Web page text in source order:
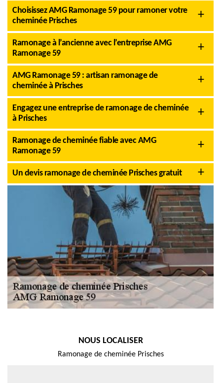
Choisissez AMG Ramonage 59 pour ramoner votre
cheminée Prisches
Ramonage à l’ancienne avec l’entreprise AMG
Ramonage 59
AMG Ramonage 59 : artisan ramonage de
cheminée à Prisches
Engagez une entreprise de ramonage de cheminée
à Prisches
Ramonage de cheminée fiable avec AMG
Ramonage 59
Un devis ramonage de cheminée Prisches gratuit
NOUS LOCALISER
Ramonage de cheminée Prisches